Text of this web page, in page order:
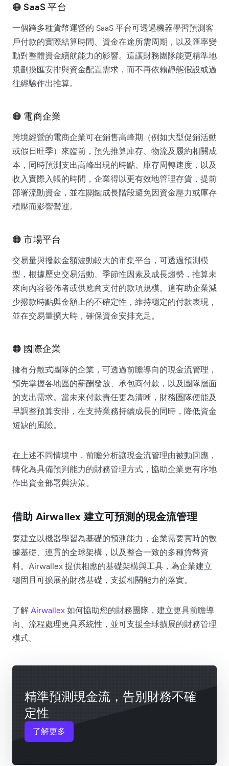
🟠 SaaS 平台
一個跨多種貨幣運營的 SaaS 平台可透過機器學習預測客
戶付款的實際結算時間、資金在途所需周期，以及匯率變
動對整體資金續航能力的影響。這讓財務團隊能更精準地
規劃換匯安排與資金配置需求，而不再依賴靜態假設或過
往經驗作出推算。
🟠 電商企業
跨境經營的電商企業可在銷售高峰期（例如大型促銷活動
或假日旺季）來臨前，預先推算庫存、物流及履約相關成
本，同時預測支出高峰出現的時點、庫存周轉速度，以及
收入實際入帳的時間，企業得以更有效地管理存貨，提前
部署流動資金，並在關鍵成長階段避免因資金壓力或庫存
積壓而影響營運。
🟠 市場平台
交易量與撥款金額波動較大的市集平台，可透過預測模
型，根據歷史交易活動、季節性因素及成長趨勢，推算未
來向內容發佈者或供應商支付的款項規模。這有助企業減
少撥款時點與金額上的不確定性，維持穩定的付款表現，
並在交易量擴大時，確保資金安排充足。
🟠 國際企業
擁有分散式團隊的企業，可透過前瞻導向的現金流管理，
預先掌握各地區的薪酬發放、承包商付款，以及團隊層面
的支出需求。當未來付款責任更為清晰，財務團隊便能及
早調整預算安排，在支持業務持續成長的同時，降低資金
短缺的風險。
在上述不同情境中，前瞻分析讓現金流管理由被動回應，
轉化為具備預判能力的財務管理方式，協助企業更有序地
作出資金部署與決策。
借助 Airwallex 建立可預測的現金流管理
要建立以機器學習為基礎的預測能力，企業需要實時的數
據基礎、連貫的全球架構，以及整合一致的多種貨幣資
料。Airwallex 提供相應的基礎架構與工具，為企業建立
穩固且可擴展的財務基礎，支援相關能力的落實。
了解 Airwallex 如何協助您的財務團隊，建立更具前瞻導
向、流程處理更具系統性，並可支援全球擴展的財務管理
模式。
精準預測現金流，告別財務不確
定性
了解更多